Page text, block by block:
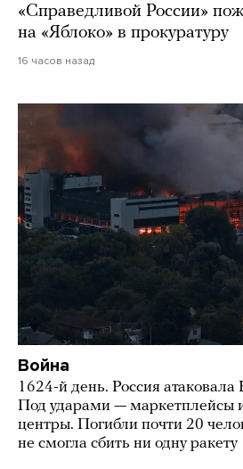
«Справедливой России»
на «Яблоко» в прокуратуру
16 часов назад
Война
1624-й день. Россия атаковала
Под ударами — маркетплейсы
центры. Погибли почти 20
не смогла сбить ни одну ракету